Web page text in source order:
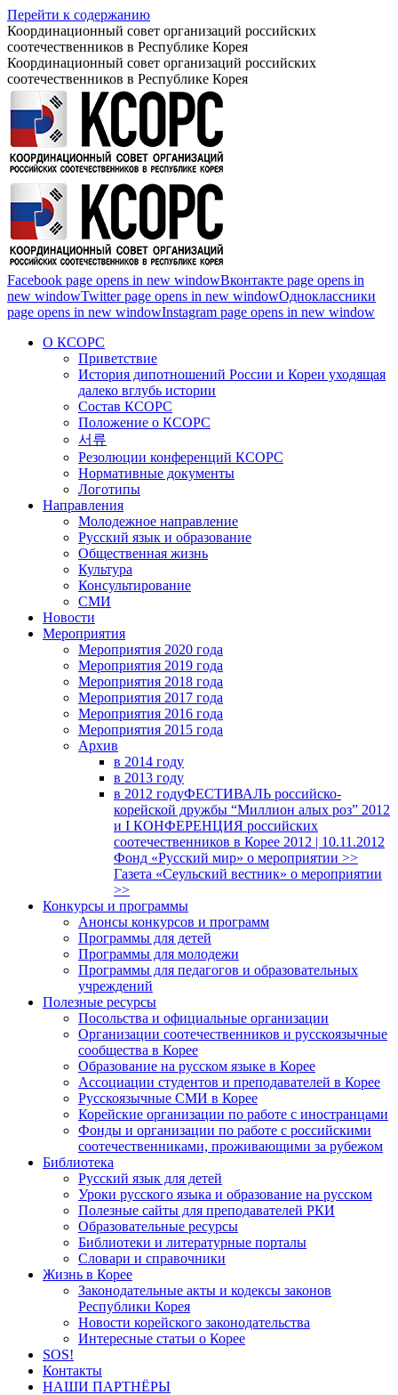
Перейти к содержанию
Координационный совет организаций российских
соотечественников в Республике Корея
Координационный совет организаций российских
соотечественников в Республике Корея
Facebook page opens in new windowВконтакте page opens in
new windowTwitter page opens in new windowОдноклассники
page opens in new windowInstagram page opens in new window
О КСОРС
Приветствие
История дипотношений России и Кореи уходящая
далеко вглубь истории
Состав КСОРС
Положение о КСОРС
서류
Резолюции конференций КСОРС
Нормативные документы
Логотипы
Направления
Молодежное направление
Русский язык и образование
Общественная жизнь
Культура
Консультирование
СМИ
Новости
Мероприятия
Мероприятия 2020 года
Мероприятия 2019 года
Мероприятия 2018 годa
Мероприятия 2017 года
Мероприятия 2016 года
Мероприятия 2015 года
Архив
в 2014 году
в 2013 году
в 2012 годуФЕСТИВАЛЬ российско-
корейской дружбы “Миллион алых роз” 2012
и I КОНФЕРЕНЦИЯ российских
соотечественников в Корее 2012 | 10.11.2012
Фонд «Русский мир» о мероприятии >>
Газета «Сеульский вестник» о мероприятии
>>
Конкурсы и программы
Анонсы конкурсов и программ
Программы для детей
Программы для молодежи
Программы для педагогов и образовательных
учреждений
Полезные ресурсы
Посольства и официальные организации
Организации соотечественников и русскоязычные
сообщества в Корее
Образование на русском языке в Корее
Ассоциации студентов и преподавателей в Корее
Русскоязычные СМИ в Корее
Корейские организации по работе с иностранцами
Фонды и организации по работе с российскими
соотечественниками, проживающими за рубежом
Библиотека
Русский язык для детей
Уроки русского языка и образование на русском
Полезные сайты для преподавателей РКИ
Образовательные ресурсы
Библиотеки и литературные порталы
Словари и справочники
Жизнь в Корее
Законодательные акты и кодексы законов
Республики Корея
Новости корейского законодательства
Интересные статьи о Корее
SOS!
Контакты
НАШИ ПАРТНЁРЫ